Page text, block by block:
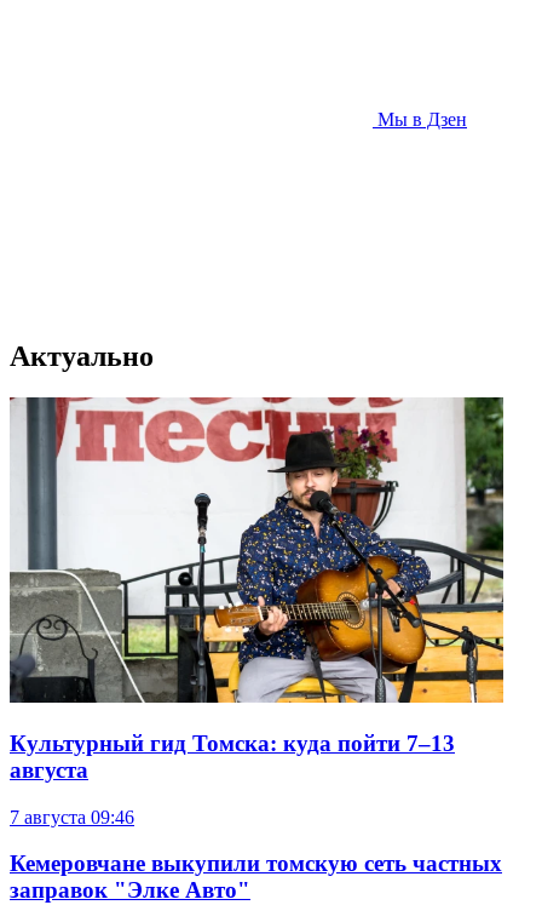
Мы в Дзен
Актуально
Культурный гид Томска: куда пойти 7–13
августа
7 августа 09:46
Кемеровчане выкупили томскую сеть частных
заправок "Элке Авто"